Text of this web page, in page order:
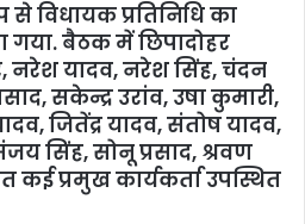
विधायक प्रतिनिधि का
बैठक में छिपादोहर
नरेश यादव, नरेश सिंह, चंदन
सकेन्द्र उरांव, उषा कुमारी,
जितेंद्र यादव, संतोष यादव,
सिंह, सोनू प्रसाद, श्रवण
कई प्रमुख कार्यकर्ता उपस्थित